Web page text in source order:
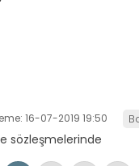
16-07-2019 19:50